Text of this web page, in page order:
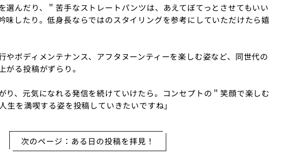
選んだり、＂苦手なストレートパンツは、あえてぼてっとさせてもいい
味したり。低身長ならではのスタイリングを参考にしていただけたら嬉
やボディメンテナンス、アフタヌーンティーを楽しむ姿など、同世代の
る投稿がずらり。
り、元気になれる発信を続けていけたら。コンセプトの＂笑顔で楽しむ
生を満喫する姿を投稿していきたいですね」
次のページ：ある日の投稿を拝見！